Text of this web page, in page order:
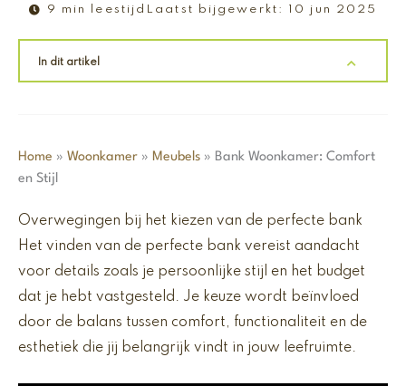
9 min leestijd Laatst bijgewerkt: 10 jun 2025
In dit artikel
Home » Woonkamer » Meubels » Bank Woonkamer: Comfort
en Stijl
Overwegingen bij het kiezen van de perfecte bank
Het vinden van de perfecte bank vereist aandacht
voor details zoals je persoonlijke stijl en het budget
dat je hebt vastgesteld. Je keuze wordt beïnvloed
door de balans tussen comfort, functionaliteit en de
esthetiek die jij belangrijk vindt in jouw leefruimte.